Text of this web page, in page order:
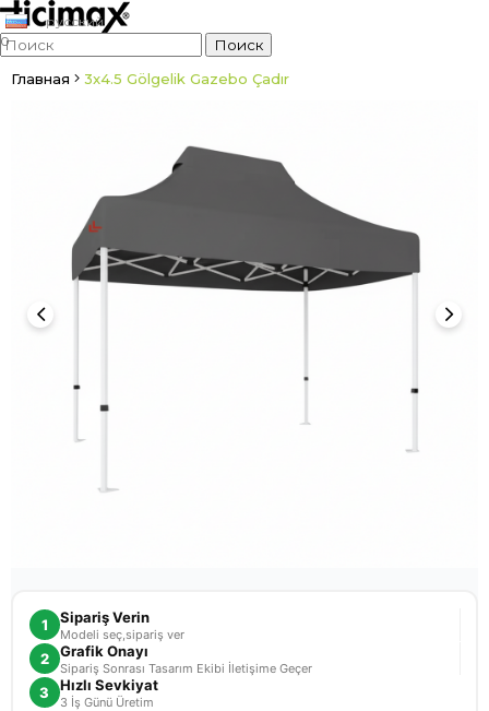
русский
0
Главная 3x4.5 Gölgelik Gazebo Çadır
1 Sipariş Verin
Modeli seç,sipariş ver
2 Grafik Onayı
Sipariş Sonrası Tasarım Ekibi İletişime Geçer
3 Hızlı Sevkiyat
3 İş Günü Üretim